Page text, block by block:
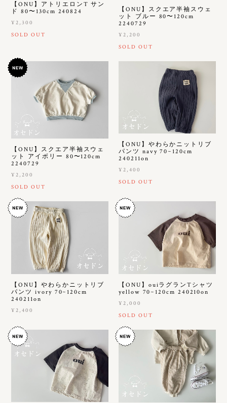
【ONU】アトリエロンT サン
ド 80〜130cm 240824
¥2,300
SOLD OUT
【ONU】スクエア半袖スウェ
ット ブルー 80〜120cm
2240729
¥2,200
SOLD OUT
【ONU】スクエア半袖スウェ
ット アイボリー 80〜120cm
2240729
¥2,200
SOLD OUT
【ONU】やわらかニットリブ
パンツ navy 70~120cm
240211on
¥2,400
SOLD OUT
【ONU】やわらかニットリブ
パンツ ivory 70~120cm
240211on
¥2,400
【ONU】ouiラグランTシャツ
yellow 70~120cm 240210on
¥2,000
SOLD OUT